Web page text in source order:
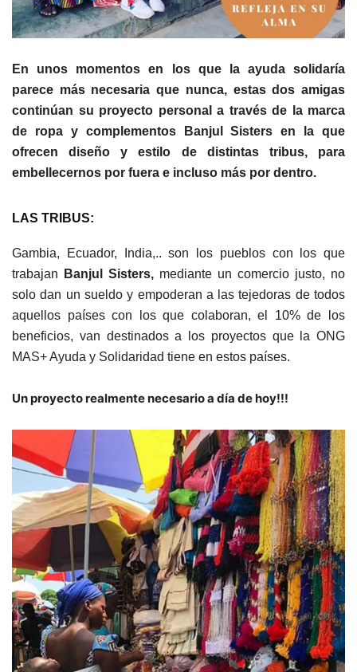
En unos momentos en los que la ayuda solidaría
parece más necesaria que nunca, estas dos amigas
continúan su proyecto personal a través de la marca
de ropa y complementos Banjul Sisters en la que
ofrecen diseño y estilo de distintas tribus, para
embellecernos por fuera e incluso más por dentro.
LAS TRIBUS:
Gambia, Ecuador, India,.. son los pueblos con los que
trabajan
Banjul Sisters, mediante un comercio justo, no
solo dan un sueldo y empoderan a las tejedoras de todos
aquellos países con los que colaboran, el 10% de los
beneficios, van destinados a los proyectos que la ONG
MAS+ Ayuda y Solidaridad tiene en estos países.
Un proyecto realmente necesario a día de hoy!!!